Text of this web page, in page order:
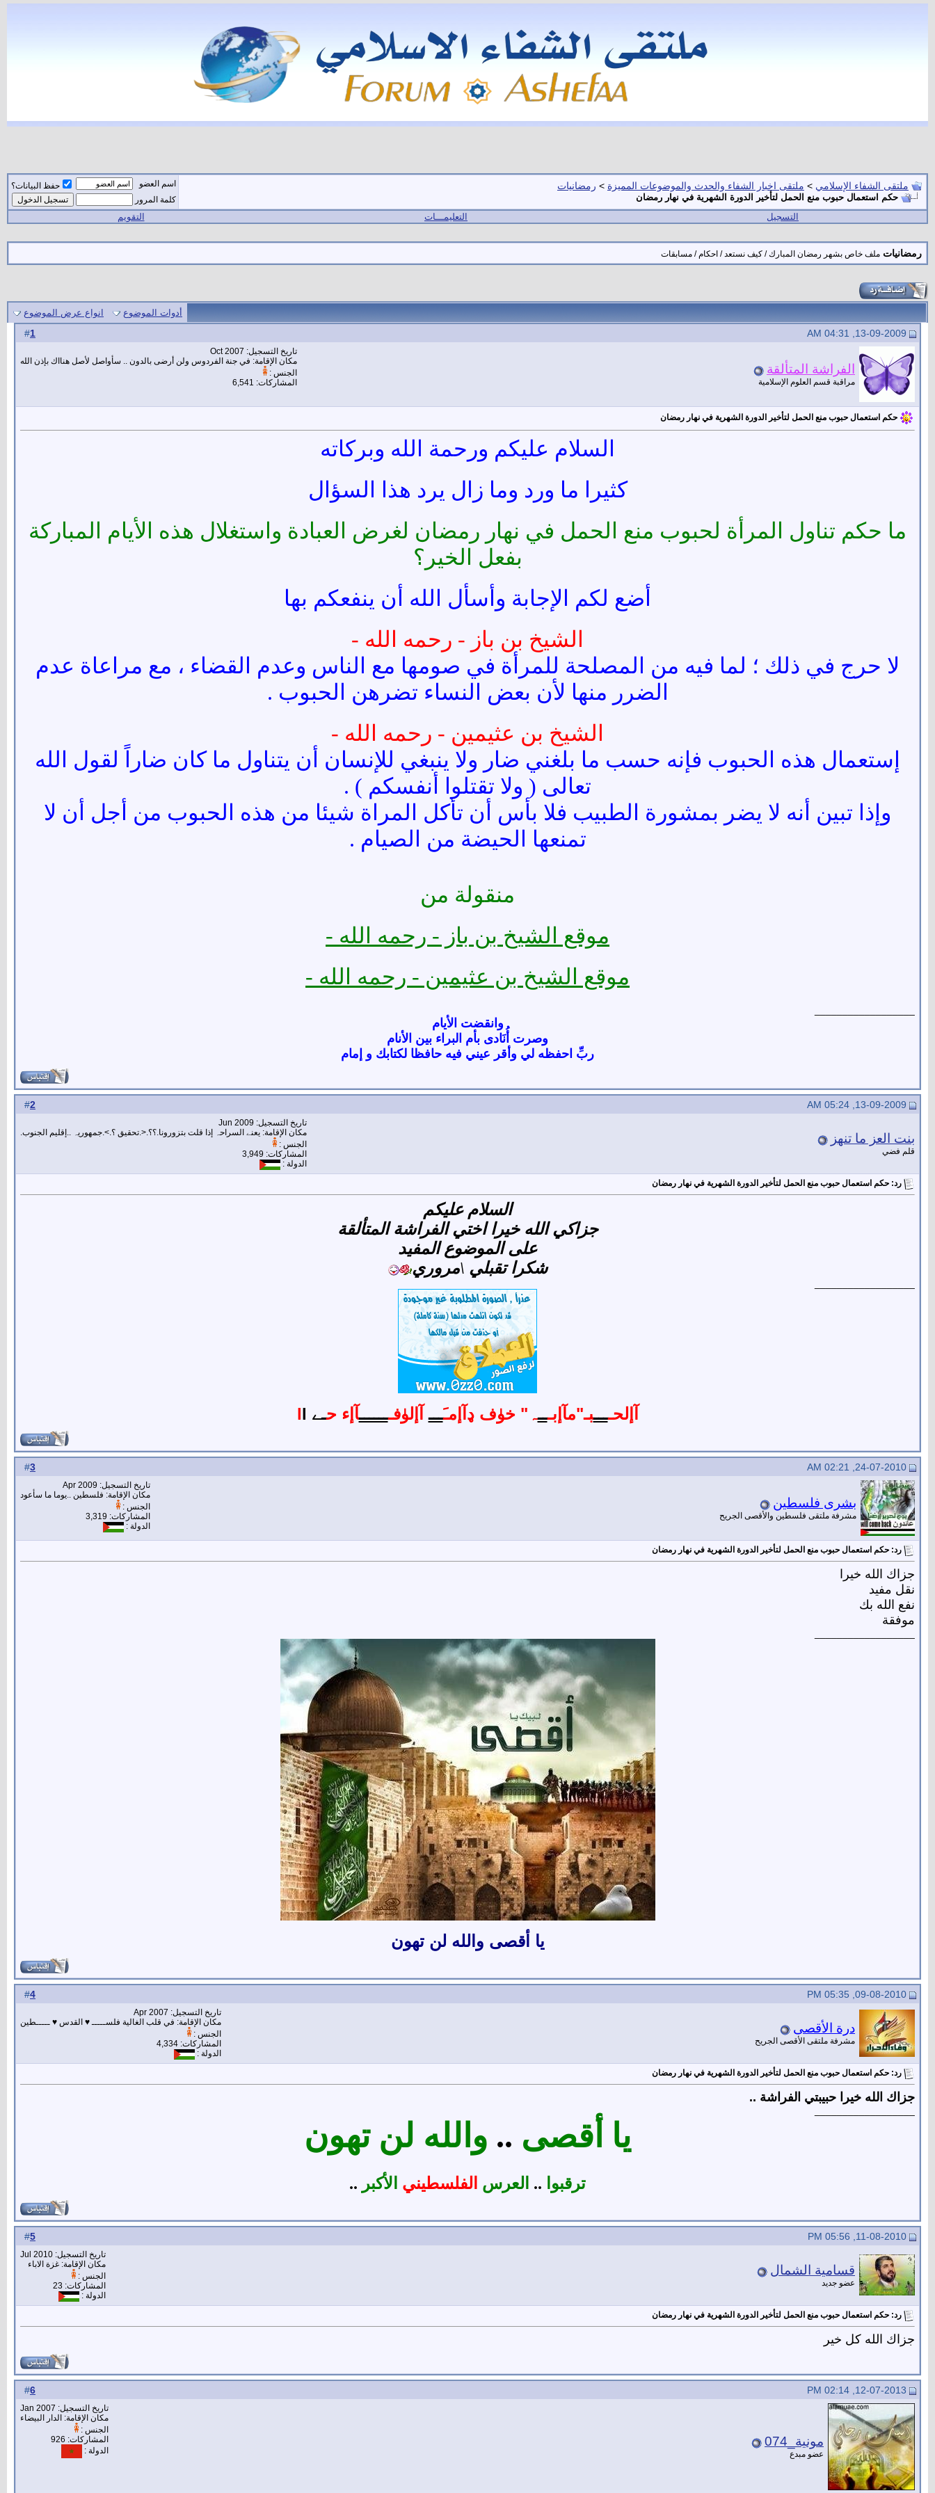
ملتقى الشفاء الإسلامي > ملتقى اخبار الشفاء والحدث والموضوعات المميزة > رمضانيات
حكم استعمال حبوب منع الحمل لتأخير الدورة الشهرية في نهار رمضان
اسم العضو
حفظ البيانات؟
كلمة المرور
التسجيل التعليمـــات التقويم
رمضانيات ملف خاص بشهر رمضان المبارك / كيف نستعد / احكام / مسابقات
أدوات الموضوع انواع عرض الموضوع
1
الفراشة المتألقة
مراقبة قسم العلوم الإسلامية
تاريخ التسجيل: Oct 2007
مكان الإقامة: في جنة الفردوس ولن أرضى بالدون .. سأواصل لأصل هنااك بإذن الله
الجنس :
المشاركات: 6,541
حكم استعمال حبوب منع الحمل لتأخير الدورة الشهرية في نهار رمضان
السلام عليكم ورحمة الله وبركاته
كثيرا ما ورد وما زال يرد هذا السؤال
ما حكم تناول المرأة لحبوب منع الحمل في نهار رمضان لغرض العبادة واستغلال هذه الأيام المباركة
بفعل الخير؟
أضع لكم الإجابة وأسأل الله أن ينفعكم بها
الشيخ بن باز - رحمه الله -
لا حرج في ذلك ؛ لما فيه من المصلحة للمرأة في صومها مع الناس وعدم القضاء ، مع مراعاة عدم
الضرر منها لأن بعض النساء تضرهن الحبوب .
الشيخ بن عثيمين - رحمه الله -
إستعمال هذه الحبوب فإنه حسب ما بلغني ضار ولا ينبغي للإنسان أن يتناول ما كان ضاراً لقول الله
تعالى ( ولا تقتلوا أنفسكم ) .
وإذا تبين أنه لا يضر بمشورة الطبيب فلا بأس أن تأكل المراة شيئا من هذه الحبوب من أجل أن لا
تمنعها الحيضة من الصيام .
منقولة من
موقع الشيخ بن باز - رحمه الله -
موقع الشيخ بن عثيمين - رحمه الله -
وانقضت الأيام
وصرت أُنَادى بأم البراء بين الأنام
ربِّ احفظه لي وأقر عيني فيه حافظا لكتابك و إمام
2
بنت العز ما تنهز
قلم فضي
تاريخ التسجيل: Jun 2009
مكان الإقامة: يعنے السراحہ إذا قلت بتزورونا.؟؟.<.تحقيق ؟.>.جمهوريہ ..إقليم الجنوب.
الجنس :
المشاركات: 3,949
الدولة :
رد: حكم استعمال حبوب منع الحمل لتأخير الدورة الشهرية في نهار رمضان
السلام عليكم
جزاكي الله خيرا اختي الفراشة المتألقة
على الموضوع المفيد
شكرا تقبلي \مروري
آإلحــــبـ"مآإبـــہ " خۈف ډآإمـَـــآإلۈفـــــــآإء حـے l
3
بشرى فلسطين
مشرفة ملتقى فلسطين والأقصى الجريح
تاريخ التسجيل: Apr 2009
مكان الإقامة: فلسطين ..يوما ما سأعود
الجنس :
المشاركات: 3,319
الدولة :
رد: حكم استعمال حبوب منع الحمل لتأخير الدورة الشهرية في نهار رمضان
جزاك الله خيرا
نقل مفيد
نفع الله بك
موفقة
يا أقصى والله لن تهون
4
درة الأقصى
مشرفة ملتقى الأقصى الجريح
تاريخ التسجيل: Apr 2007
مكان الإقامة: في قلب الغالية فلســـــ ♥ القدس ♥ ـــــطين
الجنس :
المشاركات: 4,334
الدولة :
رد: حكم استعمال حبوب منع الحمل لتأخير الدورة الشهرية في نهار رمضان
جزاك الله خيرا حبيبتي الفراشة ..
يا أقصى .. والله لن تهون
ترقبوا .. العرس الفلسطيني الأكبر ..
5
قسامية الشمال
عضو جديد
تاريخ التسجيل: Jul 2010
مكان الإقامة: غزة الاباء
الجنس :
المشاركات: 23
الدولة :
رد: حكم استعمال حبوب منع الحمل لتأخير الدورة الشهرية في نهار رمضان
جزاك الله كل خير
6
مونية_074
عضو مبدع
تاريخ التسجيل: Jan 2007
مكان الإقامة: الدار البيضاء
الجنس :
المشاركات: 926
الدولة :